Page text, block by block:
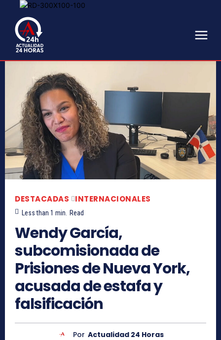
DESTACADAS INTERNACIONALES
Less than 1 min. Read
Wendy García,
subcomisionada de
Prisiones de Nueva York,
acusada de estafa y
falsificación
Por Actualidad 24 Horas